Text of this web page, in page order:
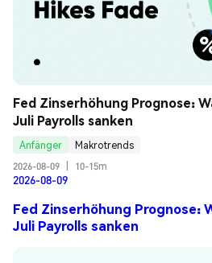
Fed Zinserhöhung Prognose:
Juli Payrolls sanken
Anfänger
Makrotrends
2026-08-09
10-15m
2026-08-09
Fed Zinserhöhung Prognose:
Juli Payrolls sanken